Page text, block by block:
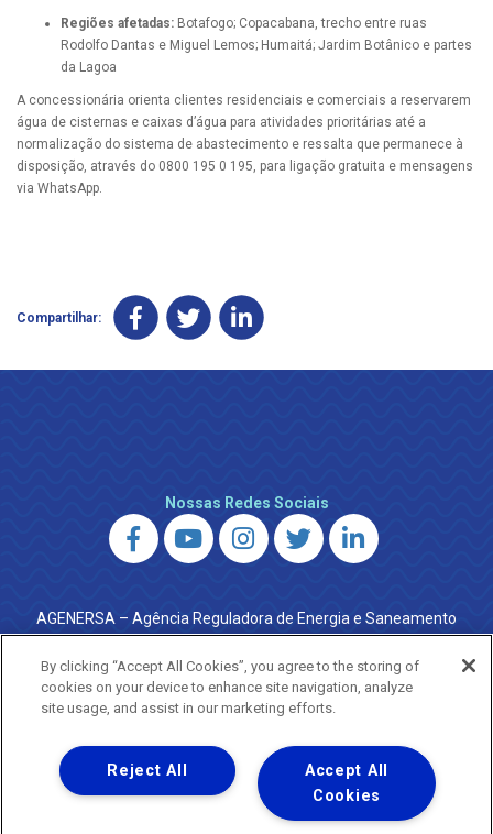
Regiões afetadas: Botafogo; Copacabana, trecho entre ruas
Rodolfo Dantas e Miguel Lemos; Humaitá; Jardim Botânico e partes
da Lagoa
A concessionária orienta clientes residenciais e comerciais a reservarem
água de cisternas e caixas d’água para atividades prioritárias até a
normalização do sistema de abastecimento e ressalta que permanece à
disposição, através do 0800 195 0 195, para ligação gratuita e mensagens
via WhatsApp.
Compartilhar:
Nossas Redes Sociais
AGENERSA – Agência Reguladora de Energia e Saneamento
do Estado do Rio de Janeiro
0800 024 9040 · (21) 2332-6457 (WhatsApp) ·
ouvidoria@agenersa.rj.gov.br/ouvidoria.agenersa@gmail.com
·http://www.agenersa.rj.gov.br
Uma empresa
Copyright ® 2026 - Todos os Direitos Reservados.
By clicking “Accept All Cookies”, you agree to the storing of
cookies on your device to enhance site navigation, analyze
site usage, and assist in our marketing efforts.
Accept All
Cookies
Reject All